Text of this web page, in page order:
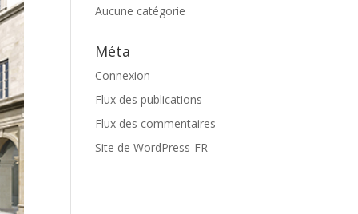
Aucune catégorie
Méta
Connexion
Flux des publications
Flux des commentaires
Site de WordPress-FR